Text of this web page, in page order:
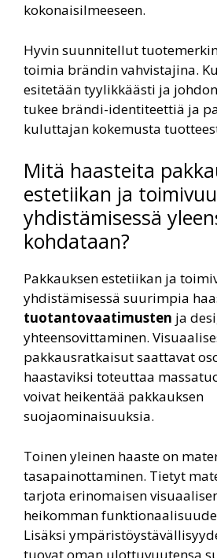
kokonaisilmeeseen.
Hyvin suunnitellut
toimia brändin vahvistajina.
esitetään tyylikkäästi ja
tukee brändi-identiteettiä ja
kuluttajan kokemusta
Mitä haasteita
estetiikan ja
yhdistämisessä
kohdataan?
Pakkauksen estetiikan ja
yhdistämisessä suurimpia
tuotantovaatimusten ja
yhteensovittaminen.
pakkausratkaisut saattavat
haastaviksi toteuttaa
voivat heikentää pakkauksen
suojaominaisuuksia.
Toinen yleinen haaste on
tasapainottaminen. Tietyt
tarjota erinomaisen
heikomman
Lisäksi
tuovat oman ulottuvuutensa